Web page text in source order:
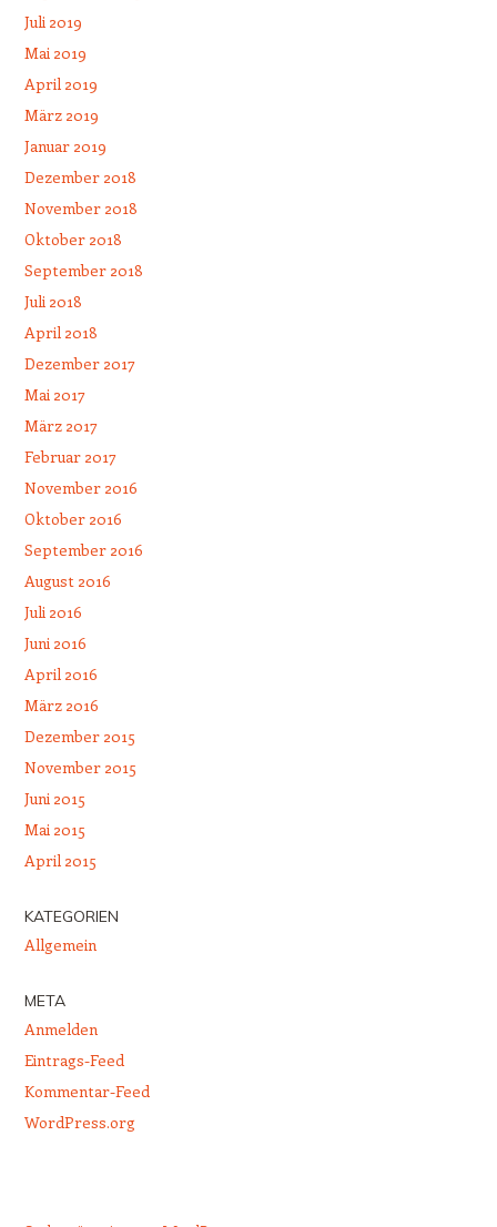
Juli 2019
Mai 2019
April 2019
März 2019
Januar 2019
Dezember 2018
November 2018
Oktober 2018
September 2018
Juli 2018
April 2018
Dezember 2017
Mai 2017
März 2017
Februar 2017
November 2016
Oktober 2016
September 2016
August 2016
Juli 2016
Juni 2016
April 2016
März 2016
Dezember 2015
November 2015
Juni 2015
Mai 2015
April 2015
KATEGORIEN
Allgemein
META
Anmelden
Eintrags-Feed
Kommentar-Feed
WordPress.org